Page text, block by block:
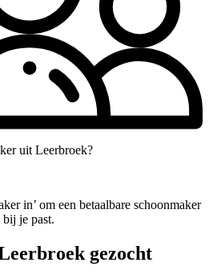
uit Leerbroek?
in’ om een betaalbare schoonmaker
je past.
gezocht